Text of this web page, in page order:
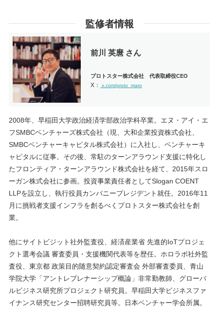
監修者情報
前川 英麿 さん
プロトスター株式会社 代表取締役CEO
X： x.com/proto_maro
2008年、早稲田大学政治経済学部政治学科卒業。エヌ・アイ・エ
フSMBCベンチャーズ株式会社（現、大和企業投資株式会社、
SMBCベンチャーキャピタル株式会社）に入社し、ベンチャーキ
ャピタルに従事。その後、常駐のターンアラウンド支援に特化し
たフロンティア・ターンアラウンド株式会社を経て、2015年スロ
ーガン株式会社に参画。投資事業責任者としてSlogan COENT
LLPを設立し、執行役員カンパニープレジデント就任。2016年11
月に挑戦者支援インフラを創るべくプロトスター株式会社を創
業。
他にサイトビジット社外監査役、経済産業省 先進的IoTプロジェ
クト選考会議 審査委員・支援機関代表等を歴任。ホロラボ社外監
査役、東京都 政策目的随意契約認定審査会 外部審査委員、青山
学院大学「アントレプレナーシップ概論」非常勤教師、グローバ
ルビジネス研究所プロジェクト研究員。早稲田大学ビジネスファ
イナンス研究センター招聘研究員等。日本ベンチャー学会所属。